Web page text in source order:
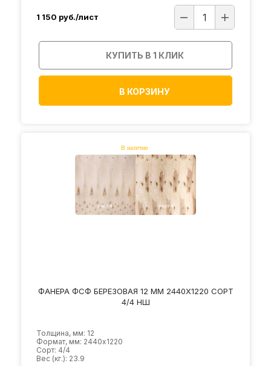
1 150 руб./лист
КУПИТЬ В 1 КЛИК
В КОРЗИНУ
ФАНЕРА ФСФ БЕРЕЗОВАЯ 12 ММ 2440Х1220 СОРТ
4/4 НШ
Толщина, мм: 12
Формат, мм: 2440х1220
Сорт: 4/4
Вес (кг.): 23.9